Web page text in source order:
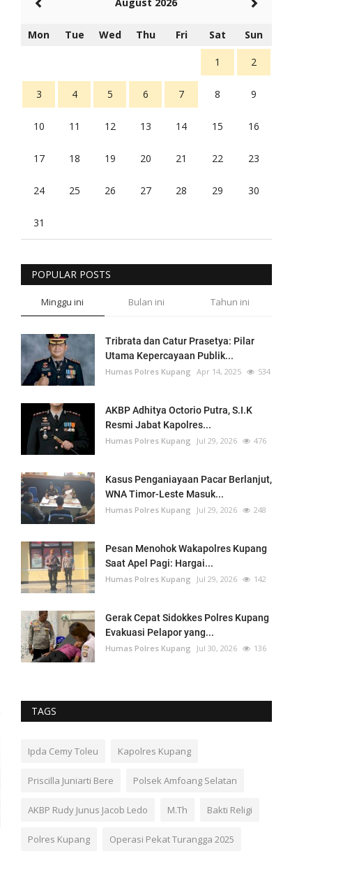
Mon Tue Wed Thu Fri Sat Sun
1 2
3 4 5 6 7 8 9
10 11 12 13 14 15 16
17 18 19 20 21 22 23
24 25 26 27 28 29 30
31
POPULAR POSTS
Minggu ini Bulan ini Tahun ini
Tribrata dan Catur Prasetya: Pilar
Utama Kepercayaan Publik...
Humas Polres Kupang Apr 14, 2025 534
AKBP Adhitya Octorio Putra, S.I.K
Resmi Jabat Kapolres...
Humas Polres Kupang Jul 29, 2026 476
Kasus Penganiayaan Pacar Berlanjut,
WNA Timor-Leste Masuk...
Humas Polres Kupang Jul 29, 2026 248
Pesan Menohok Wakapolres Kupang
Saat Apel Pagi: Hargai...
Humas Polres Kupang Jul 29, 2026 142
Gerak Cepat Sidokkes Polres Kupang
Evakuasi Pelapor yang...
Humas Polres Kupang Jul 30, 2026 136
TAGS
Ipda Cemy Toleu Kapolres Kupang
Priscilla Juniarti Bere Polsek Amfoang Selatan
AKBP Rudy Junus Jacob Ledo M.Th Bakti Religi
Polres Kupang Operasi Pekat Turangga 2025